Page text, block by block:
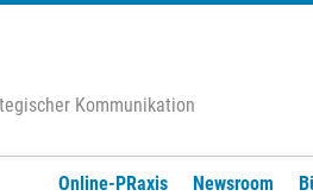
Kommunikation
Online-PRaxis Newsroom